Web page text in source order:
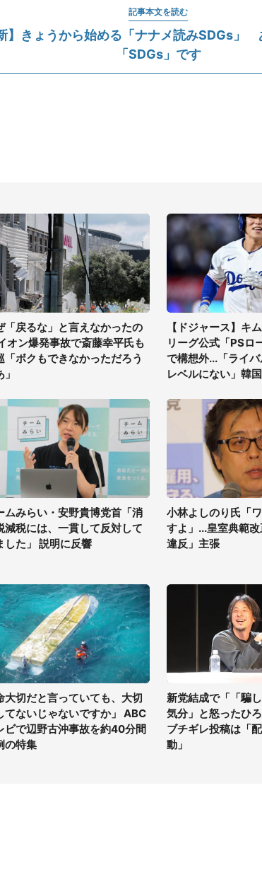
記事本文を読む
】きょうから始める「ナナメ読みSDGs」
「SDGs」です
「戻るな」と言えなかったの
オン爆発事故で斎藤幸平氏も
「ボクもできなかっただろう
【ドジャース】キ
リーグ公式「PSロ
で構想外...「ライ
レベルにない」韓
ムみらい・安野貴博党首「消
減税には、一貫して反対して
した」 説明に反響
小林よしのり氏「
すよ」...皇室典範
違反」主張
大切だと言っていても、大切
てないじゃないですか」 ABC
ビで辺野古沖事故を約40分間
の特集
新党結成で「「騙
気分」と怒ったひ
ブチギレ投稿は「
動」